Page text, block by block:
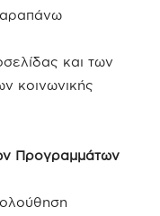
και των
κοινωνικής
Προγραμμάτων